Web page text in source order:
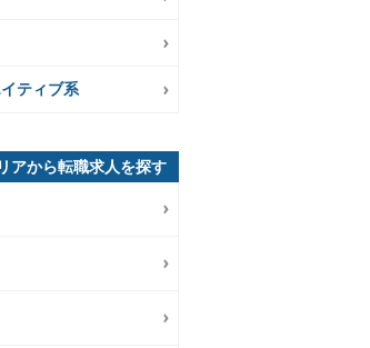
ティブ系
アから転職求人を探す